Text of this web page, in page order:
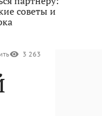
советы и
3 263